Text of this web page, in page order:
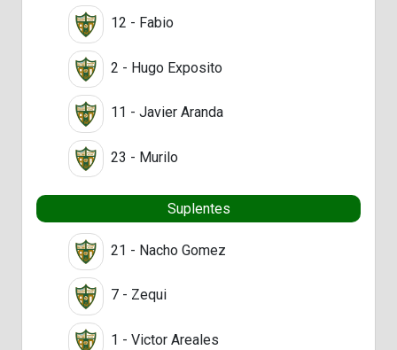
12 - Fabio
2 - Hugo Exposito
11 - Javier Aranda
23 - Murilo
Suplentes
21 - Nacho Gomez
7 - Zequi
1 - Victor Areales